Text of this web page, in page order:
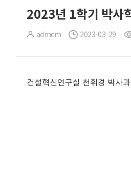
2023년 1학기 박사
admcm 2023-03-29
건설혁신연구실 천휘경 박사